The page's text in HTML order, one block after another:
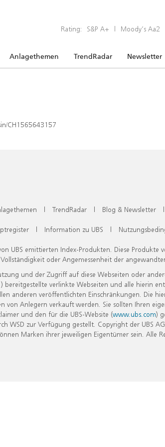
Rating: S&P A+ | Moody’s Aa2
Anlagethemen TrendRadar Newsletter
CH1565643157
| TrendRadar | Blog & Newsletter |
| Information zu UBS |
UBS emittierten Index-Produkten. Diese
oder Angemessenheit der
und der Zugriff auf diese Webseiten oder
verlinkte Webseiten und alle hierin
anderen veröffentlichten Einschränkungen. Die
Anlegern verkauft werden. Sie sollten Ihren
und den für die UBS-Website (www.ubs.com)
zur Verfügung gestellt. Copyright der UBS
Marken ihrer jeweiligen Eigentümer sein. Alle